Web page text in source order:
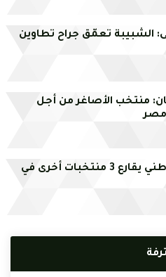
الشبيبة تعمّق جراح تطاوين
منتخب الأصاغر من أجل
مصر
المنتخب الوطني يقارع 3 منتخبات أخرى في